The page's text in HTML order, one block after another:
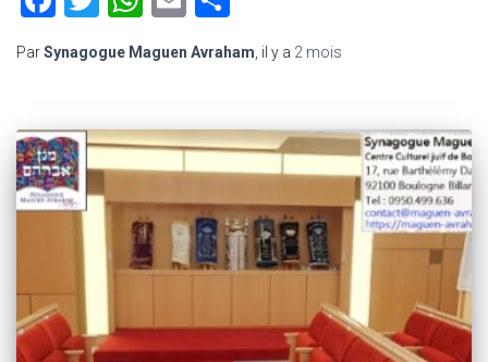
ParSynagogue Maguen Avraham, il y a 2 mois